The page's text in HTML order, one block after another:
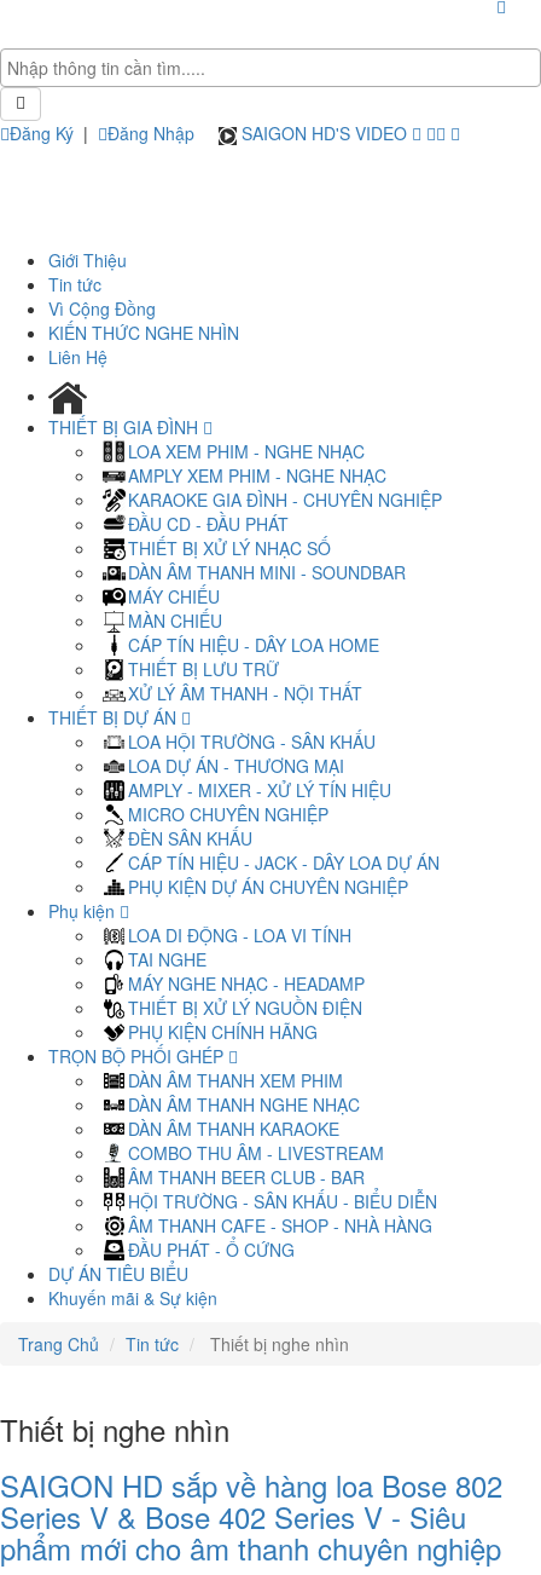
Đăng Ký | Đăng Nhập SAIGON HD'S VIDEO
Giới Thiệu
Tin tức
Vì Cộng Đồng
KIẾN THỨC NGHE NHÌN
Liên Hệ
THIẾT BỊ GIA ĐÌNH
LOA XEM PHIM - NGHE NHẠC
AMPLY XEM PHIM - NGHE NHẠC
KARAOKE GIA ĐÌNH - CHUYÊN NGHIỆP
ĐẦU CD - ĐẦU PHÁT
THIẾT BỊ XỬ LÝ NHẠC SỐ
DÀN ÂM THANH MINI - SOUNDBAR
MÁY CHIẾU
MÀN CHIẾU
CÁP TÍN HIỆU - DÂY LOA HOME
THIẾT BỊ LƯU TRỮ
XỬ LÝ ÂM THANH - NỘI THẤT
THIẾT BỊ DỰ ÁN
LOA HỘI TRƯỜNG - SÂN KHẤU
LOA DỰ ÁN - THƯƠNG MẠI
AMPLY - MIXER - XỬ LÝ TÍN HIỆU
MICRO CHUYÊN NGHIỆP
ĐÈN SÂN KHẤU
CÁP TÍN HIỆU - JACK - DÂY LOA DỰ ÁN
PHỤ KIỆN DỰ ÁN CHUYÊN NGHIỆP
Phụ kiện
LOA DI ĐỘNG - LOA VI TÍNH
TAI NGHE
MÁY NGHE NHẠC - HEADAMP
THIẾT BỊ XỬ LÝ NGUỒN ĐIỆN
PHỤ KIỆN CHÍNH HÃNG
TRỌN BỘ PHỐI GHÉP
DÀN ÂM THANH XEM PHIM
DÀN ÂM THANH NGHE NHẠC
DÀN ÂM THANH KARAOKE
COMBO THU ÂM - LIVESTREAM
ÂM THANH BEER CLUB - BAR
HỘI TRƯỜNG - SÂN KHẤU - BIỂU DIỄN
ÂM THANH CAFE - SHOP - NHÀ HÀNG
ĐẦU PHÁT - Ổ CỨNG
DỰ ÁN TIÊU BIỂU
Khuyến mãi & Sự kiện
Trang Chủ
Tin tức Thiết bị nghe nhìn
Thiết bị nghe nhìn
SAIGON HD sắp về hàng loa Bose 802
Series V & Bose 402 Series V - Siêu
phẩm mới cho âm thanh chuyên nghiệp